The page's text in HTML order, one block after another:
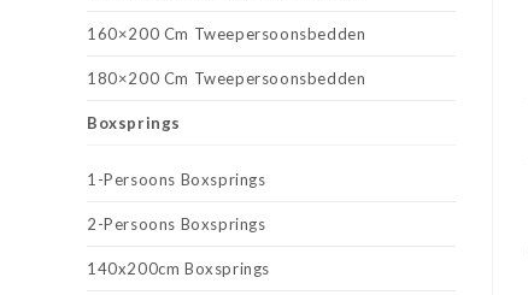
160×200 Cm Tweepersoonsbedden
180×200 Cm Tweepersoonsbedden
Boxsprings
1-Persoons Boxsprings
2-Persoons Boxsprings
140x200cm Boxsprings